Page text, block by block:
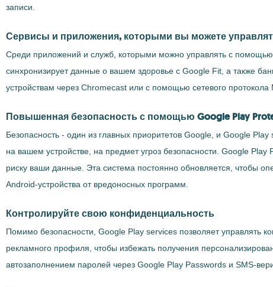
записи.
Сервисы и приложения, которыми вы можете
Среди приложений и служб, которыми можно управлять с
синхронизирует данные о вашем здоровье с Google Fit, а также
устройствам через Chromecast или с помощью сетевого протокола
Повышенная безопасность с помощью Google Play
Безопасность - один из главных приоритетов Google, и Google
на вашем устройстве, на предмет угроз безопасности. Google
риску ваши данные. Эта система постоянно обновляется, чтобы
Android-устройства от вредоносных программ.
Контролируйте свою конфиденциальность
Помимо безопасности, Google Play services позволяет управлять
рекламного профиля, чтобы избежать получения
автозаполнением паролей через Google Play Passwords и SMS-